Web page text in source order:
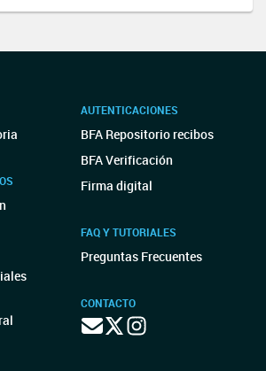
AUTENTICACIONES
BFA Repositorio recibos
BFA Verificación
Firma digital
FAQ Y TUTORIALES
Preguntas Frecuentes
CONTACTO